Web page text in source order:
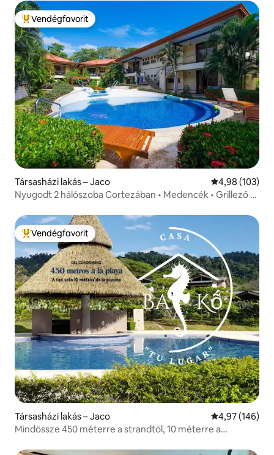
Kiemelt vendégfavorit
Vendégfavorit
Társasházi lakás – Jaco Átlagos
4,98 (103)
Nyugodt 2 hálószoba Cortezában • Medencék • Grillező •
Kiemelt vendégfavorit
Vendégfavorit
Társasházi lakás – Jaco Átlagos
4,97 (146)
Mindössze 450 méterre a strandtól, 10 méterre a